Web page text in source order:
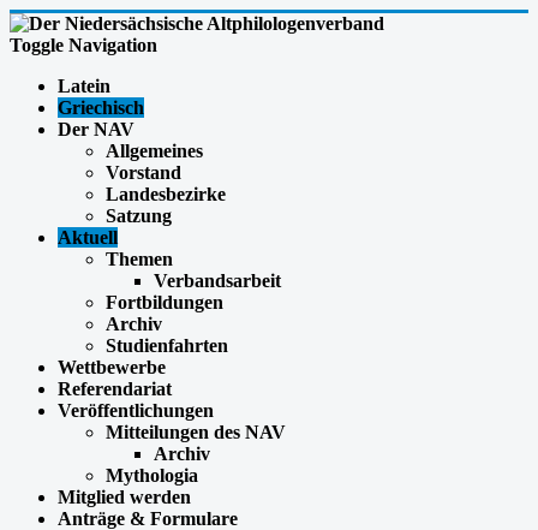
Toggle Navigation
Latein
Griechisch
Der NAV
Allgemeines
Vorstand
Landesbezirke
Satzung
Aktuell
Themen
Verbandsarbeit
Fortbildungen
Archiv
Studienfahrten
Wettbewerbe
Referendariat
Veröffentlichungen
Mitteilungen des NAV
Archiv
Mythologia
Mitglied werden
Anträge & Formulare